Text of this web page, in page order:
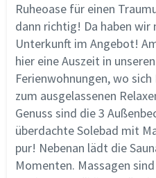
Ruheoase für einen
dann richtig! Da haben wir
Unterkunft im Angebot!
hier eine Auszeit in
Ferienwohnungen, wo
zum ausgelassenen
Genuss sind die 3
überdachte Solebad mit
pur! Nebenan lädt die
Momenten. Massagen